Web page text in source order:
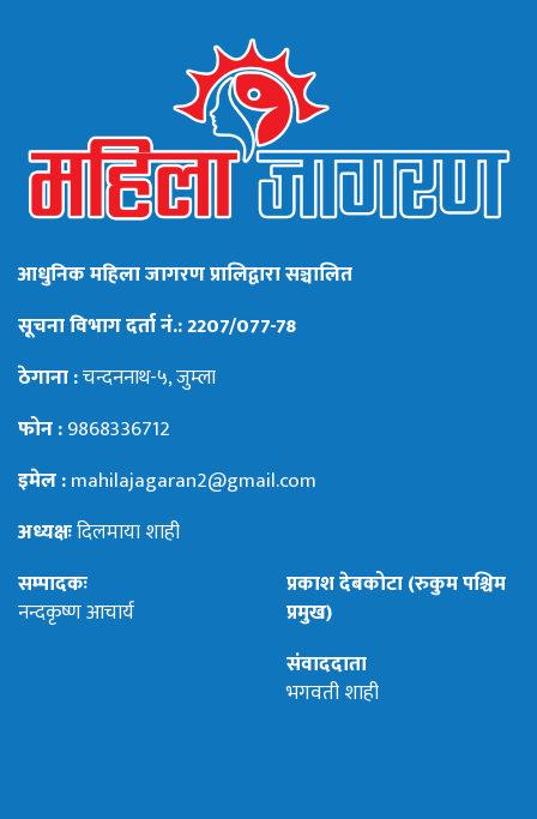
आधुनिक महिला जागरण प्रालिद्वारा सञ्चालित
सूचना विभाग दर्ता नं.: 2207/077-78
ठेगाना :चन्दननाथ-५, जुम्ला
फोन :9868336712
इमेल :mahilajagaran2@gmail.com
अध्यक्षःदिलमाया शाही
सम्पादकः
नन्दकृष्ण आचार्य
प्रकाश देबकोटा (रुकुम पश्चिम
प्रमुख)
संवाददाता
भगवती शाही